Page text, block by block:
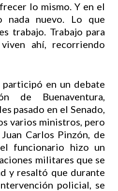
lo mismo. Y en el
nada nuevo. Lo que
trabajo. Trabajo para
ahí, recorriendo
en un debate
de Buenaventura,
pasado en el Senado,
varios ministros, pero
Carlos Pinzón, de
funcionario hizo un
militares que se
y resaltó que durante
policial, se